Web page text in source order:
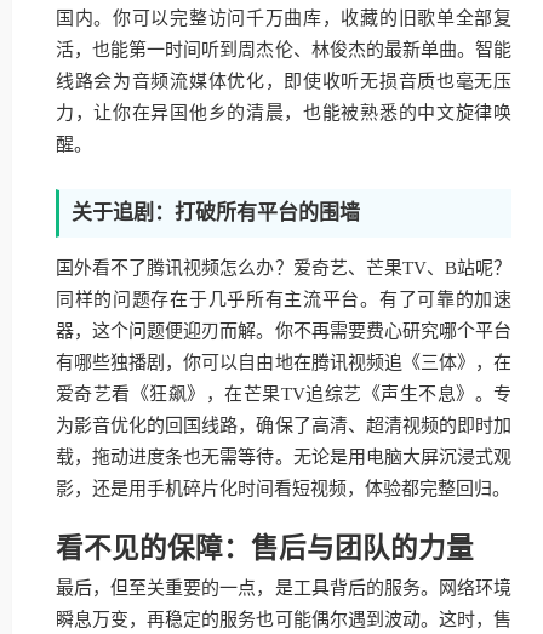
国内。你可以完整访问千万曲库，收藏的旧歌单全部复
活，也能第一时间听到周杰伦、林俊杰的最新单曲。智能
线路会为音频流媒体优化，即使收听无损音质也毫无压
力，让你在异国他乡的清晨，也能被熟悉的中文旋律唤
醒。
关于追剧：打破所有平台的围墙
国外看不了腾讯视频怎么办？爱奇艺、芒果TV、B站呢？
同样的问题存在于几乎所有主流平台。有了可靠的加速
器，这个问题便迎刃而解。你不再需要费心研究哪个平台
有哪些独播剧，你可以自由地在腾讯视频追《三体》，在
爱奇艺看《狂飙》，在芒果TV追综艺《声生不息》。专
为影音优化的回国线路，确保了高清、超清视频的即时加
载，拖动进度条也无需等待。无论是用电脑大屏沉浸式观
影，还是用手机碎片化时间看短视频，体验都完整回归。
看不见的保障：售后与团队的力量
最后，但至关重要的一点，是工具背后的服务。网络环境
瞬息万变，再稳定的服务也可能偶尔遇到波动。这时，售